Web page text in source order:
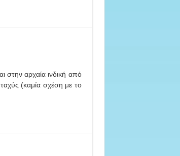
στην αρχαία ινδική από
(καμία σχέση με το